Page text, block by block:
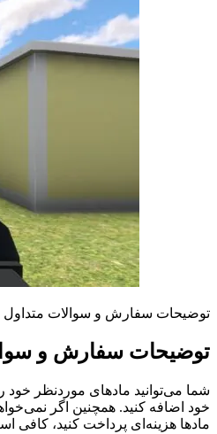
توضیحات سفارش و سوالات متداول
توضیحات سفارش و
شما می‌توانید مادهای موردنظر
خود اضافه کنید. همچنین اگر
مادها هزینه‌ای پرداخت کنید، کافی